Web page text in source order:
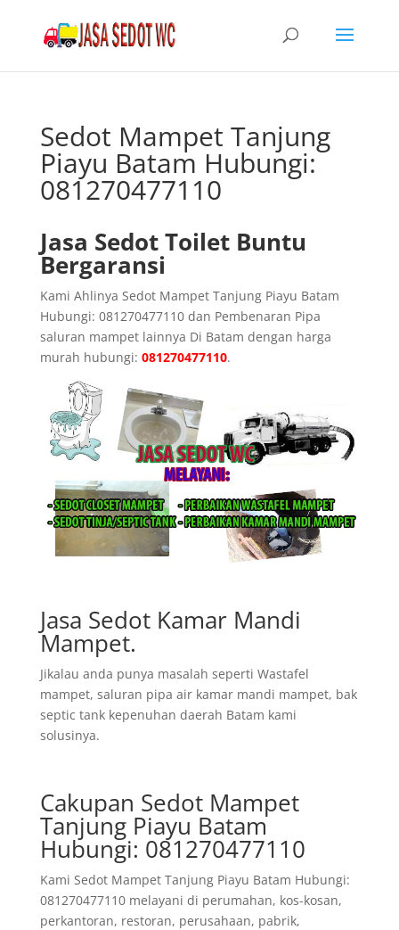
Sedot Mampet Tanjung
Piayu Batam Hubungi:
081270477110
Jasa Sedot Toilet Buntu
Bergaransi
Kami Ahlinya Sedot Mampet Tanjung Piayu Batam
Hubungi: 081270477110 dan Pembenaran Pipa
saluran mampet lainnya Di Batam dengan harga
murah hubungi: 081270477110.
Jasa Sedot Kamar Mandi
Mampet.
Jikalau anda punya masalah seperti Wastafel
mampet, saluran pipa air kamar mandi mampet, bak
septic tank kepenuhan daerah Batam kami
solusinya.
Cakupan Sedot Mampet
Tanjung Piayu Batam
Hubungi: 081270477110
Kami Sedot Mampet Tanjung Piayu Batam Hubungi:
081270477110 melayani di perumahan, kos-kosan,
perkantoran, restoran, perusahaan, pabrik,